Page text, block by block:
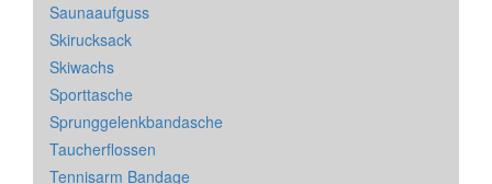
Saunaaufguss
Skirucksack
Skiwachs
Sporttasche
Sprunggelenkbandasche
Taucherflossen
Tennisarm Bandage